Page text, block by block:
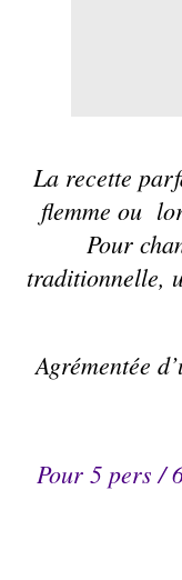
La recette
flemme ou
Pour
traditionnelle,
Agrémentée
Pour 5 pers /